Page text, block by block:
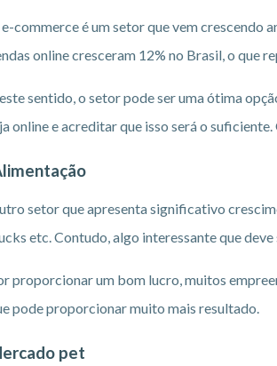
commerce é um setor que vem crescendo
online cresceram 12% no Brasil, o que
sentido, o setor pode ser uma ótima
online e acreditar que isso será o
setor que apresenta significativo
etc. Contudo, algo interessante que deve
proporcionar um bom lucro, muitos
pode proporcionar muito mais resultado.
pet